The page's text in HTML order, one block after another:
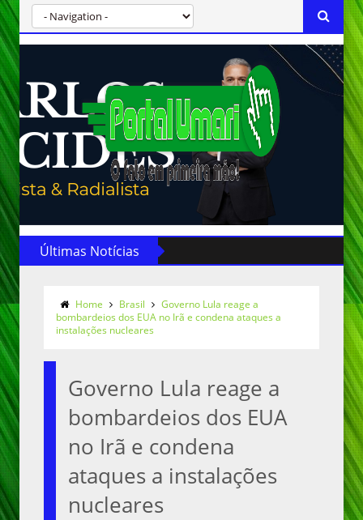
Últimas Notícias
Home Brasil
Governo Lula reage a
bombardeios dos EUA no Irã e condena ataques a
instalações nucleares
Governo Lula reage a
bombardeios dos EUA
no Irã e condena
ataques a instalações
nucleares